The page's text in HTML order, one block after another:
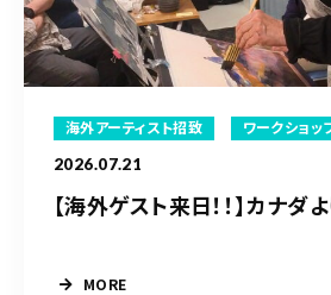
海外アーティスト招致 ワークショッ
2026.07.21
【海外ゲスト来日！！】カナダ
MORE